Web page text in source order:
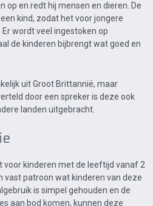
op en redt hij mensen en dieren. De
kind, zodat het voor jongere
wordt veel ingestoken op
de kinderen bijbrengt wat goed en
uit Groot Brittannië, maar
door een spreker is deze ook
landen uitgebracht.
voor kinderen met de leeftijd vanaf 2
vast patroon wat kinderen van deze
is simpel gehouden en de
aan bod komen, kunnen deze